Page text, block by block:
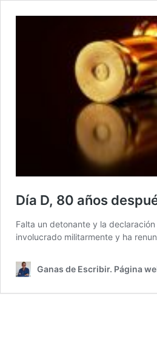
Día D, 80 años
Falta un detonante y la
involucrado militarmente y ha
Ganas de Escribir. Página